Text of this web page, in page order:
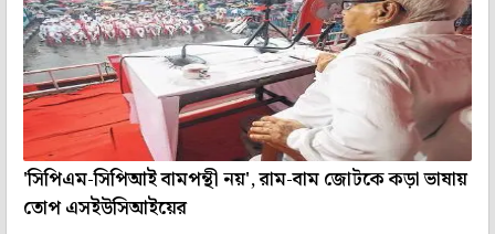
'সিপিএম-সিপিআই বামপন্থী নয়', রাম-বাম জোটকে কড়া ভাষায়
তোপ এসইউসিআইয়ের